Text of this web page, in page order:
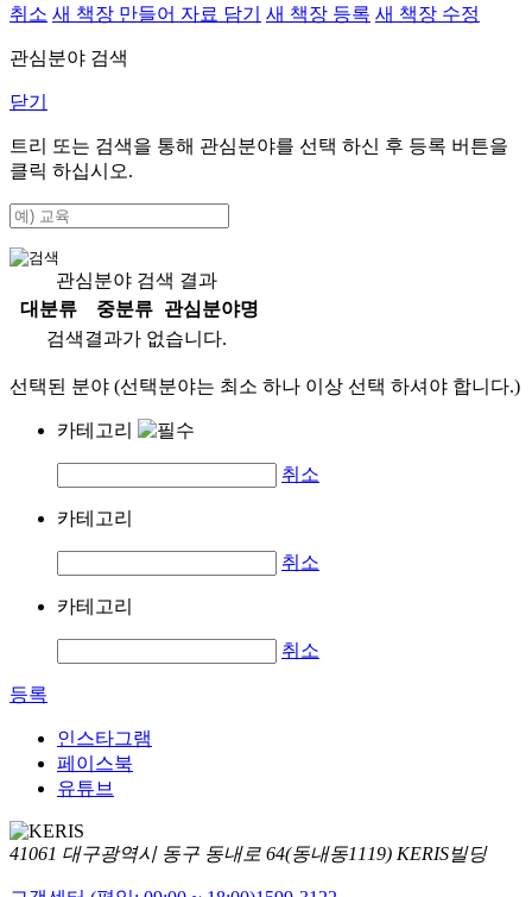
취소 새 책장 만들어 자료 담기 새 책장 등록 새 책장 수정
관심분야 검색
닫기
트리 또는 검색을 통해 관심분야를 선택 하신 후 등록 버튼을
클릭 하십시오.
관심분야 검색 결과
대분류
중분류
관심분야명
검색결과가 없습니다.
선택된 분야 (선택분야는 최소 하나 이상 선택 하셔야 합니다.)
카테고리
취소
카테고리
취소
카테고리
취소
등록
인스타그램
페이스북
유튜브
41061 대구광역시 동구 동내로 64(동내동1119) KERIS빌딩